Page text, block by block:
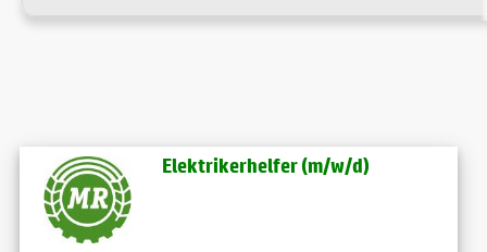
Elektrikerhelfer (m​/w​/d)